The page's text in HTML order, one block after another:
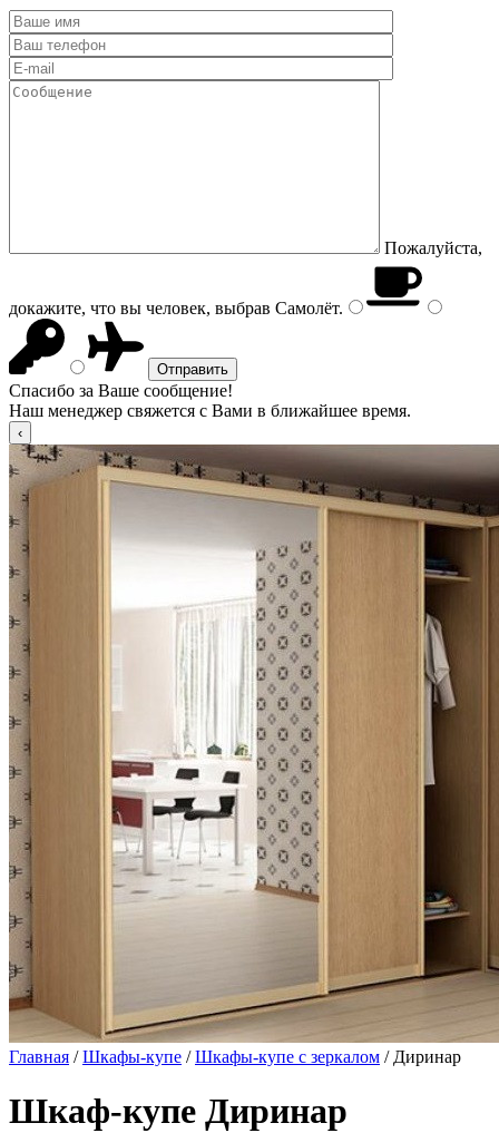
Пожалуйста,
докажите, что вы человек, выбрав Самолёт.
Спасибо за Ваше сообщение!
Наш менеджер свяжется с Вами в ближайшее время.
Главная /Шкафы-купе /Шкафы-купе с зеркалом / Диринар
Шкаф-купе Диринар